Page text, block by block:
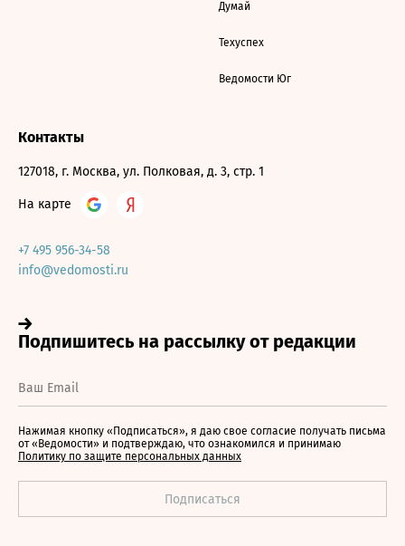
Думай
Техуспех
Ведомости Юг
Контакты
127018, г. Москва, ул. Полковая, д. 3, стр. 1
На карте
+7 495 956-34-58
info@vedomosti.ru
Нажимая кнопку «Подписаться», я даю свое согласие получать письма
от «Ведомости» и подтверждаю, что ознакомился и принимаю
Политику по защите персональных данных